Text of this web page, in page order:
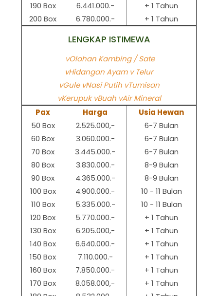
190 Box
200 Box
6.441.000.-
6.780.000.-
+ 1 Tahun
+ 1 Tahun
LENGKAP ISTIMEWA
vOlahan Kambing / Sate
vHidangan Ayam v Telur
vGule vNasi Putih vTumisan
vKerupuk vBuah vAir Mineral
Pax
50 Box
60 Box
70 Box
80 Box
90 Box
100 Box
110 Box
120 Box
130 Box
140 Box
150 Box
160 Box
170 Box
Harga
2.525.000,-
3.060.000.-
3.445.000.-
3.830.000.-
4.365.000.-
4.900.000.-
5.335.000.-
5.770.000.-
6.205.000,-
6.640.000.-
7.110.000.-
7.850.000.-
8.058.000,-
Usia Hewan
6-7 Bulan
6-7 Bulan
6-7 Bulan
8-9 Bulan
8-9 Bulan
10 - 11 Bulan
10 - 11 Bulan
+ 1 Tahun
+ 1 Tahun
+ 1 Tahun
+ 1 Tahun
+ 1 Tahun
+ 1 Tahun